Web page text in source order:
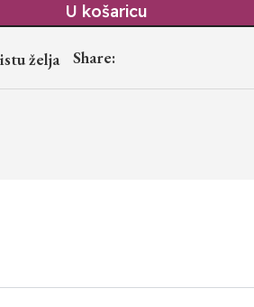
U košaricu
želja Share: